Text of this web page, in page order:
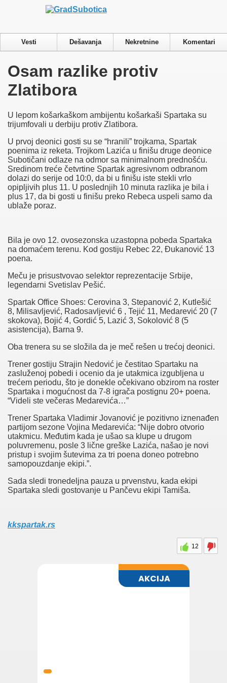
Vesti Dešavanja Nekretnine Komentari
Osam razlike protiv
Zlatibora
U lepom košarkaškom ambijentu košarkaši Spartaka su
trijumfovali u derbiju protiv Zlatibora.
U prvoj deonici gosti su se “hranili” trojkama, Spartak
poenima iz reketa. Trojkom Lazića u finišu druge deonice
Subotičani odlaze na odmor sa minimalnom prednošću.
Sredinom treće četvrtine Spartak agresivnom odbranom
dolazi do serije od 10:0, da bi u finišu iste stekli vrlo
opipljivih plus 11. U poslednjih 10 minuta razlika je bila i
plus 17, da bi gosti u finišu preko Rebeca uspeli samo da
ublaže poraz.
Bila je ovo 12. ovosezonska uzastopna pobeda Spartaka
na domaćem terenu. Kod gostiju Rebec 22, Đukanović 13
poena.
Meču je prisustvovao selektor reprezentacije Srbije,
legendarni Svetislav Pešić.
Spartak Office Shoes: Cerovina 3, Stepanović 2, Kutlešić
8, Milisavljević, Radosavljević 6 , Tejić 11, Medarević 20 (7
skokova), Bojić 4, Gordić 5, Lazić 3, Sokolović 8 (5
asistencija), Barna 9.
Oba trenera su se složila da je meč rešen u trećoj deonici.
Trener gostiju Strajin Nedović je čestitao Spartaku na
zasluženoj pobedi i ocenio da je utakmica izgubljena u
trećem periodu, što je donekle očekivano obzirom na roster
Spartaka i mogućnost da 7-8 igrača postignu 20+ poena.
“Videli ste večeras Medarevića…”
Trener Spartaka Vladimir Jovanović je pozitivno iznenađen
partijom sezone Vojina Medarevića: “Nije dobro otvorio
utakmicu. Međutim kada je ušao sa klupe u drugom
poluvremenu, posle 3 lične greške Lazića, našao je novi
pristup i svojim šutevima za tri poena doneo potrebno
samopouzdanje ekipi.”.
Sada sledi tronedeljna pauza u prvenstvu, kada ekipi
Spartaka sledi gostovanje u Pančevu ekipi Tamiša.
kkspartak.rs
12
Privacy & Cookies Policy